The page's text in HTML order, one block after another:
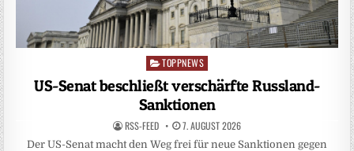
Posted
in
TOPPNEWS
US-Senat beschließt verschärfte Russland-
Sanktionen
RSS-FEED 7. AUGUST 2026
Der US-Senat macht den Weg frei für neue Sanktionen gegen